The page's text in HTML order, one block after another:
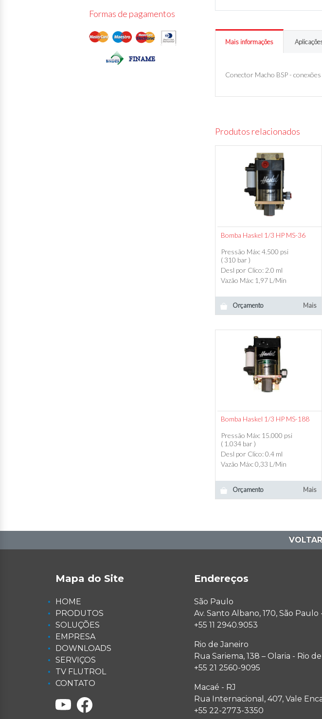
Formas de pagamentos
Mais informações
Conector Macho BSP -
Produtos relacionados
Bomba Haskel 1/3 HP MS-36
Pressão Máx: 4.500 psi
( 310 bar )
Desl por Clico: 2.0 ml
Vazão Máx: 1,97 L/Min
Orçamento Mais
Bomba Haskel 1/3 HP MS-188
Pressão Máx: 15.000 psi
( 1.034 bar )
Desl por Clico: 0.4 ml
Vazão Máx: 0,33 L/Min
Orçamento Mais
Mapa do Site
HOME
PRODUTOS
SOLUÇÕES
EMPRESA
DOWNLOADS
SERVIÇOS
TV FLUTROL
CONTATO
Endereços
São Paulo
Av. Santo Albano, 170, São
+55 11 2940.9053
Rio de Janeiro
Rua Sariema, 138 – Olaria - Rio
+55 21 2560-9095
Macaé - RJ
Rua Internacional, 407, Vale
+55 22-2773-3350